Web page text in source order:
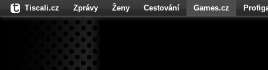
Tiscali.cz Zprávy Ženy Cestování Games.cz
Fights.cz